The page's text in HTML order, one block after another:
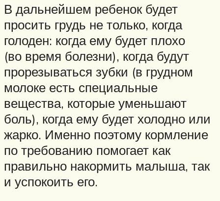
В дальнейшем ребенок будет
просить грудь не только, когда
голоден: когда ему будет плохо
(во время болезни), когда будут
прорезываться зубки (в грудном
молоке есть специальные
вещества, которые уменьшают
боль), когда ему будет холодно или
жарко. Именно поэтому кормление
по требованию помогает как
правильно накормить малыша, так
и успокоить его.